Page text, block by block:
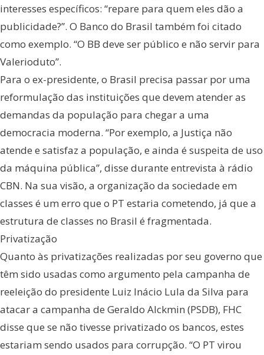
interesses específicos: “repare para quem eles dão a
publicidade?”. O Banco do Brasil também foi citado
como exemplo. “O BB deve ser público e não servir para
Valerioduto”.
Para o ex-presidente, o Brasil precisa passar por uma
reformulação das instituições que devem atender as
demandas da população para chegar a uma
democracia moderna. “Por exemplo, a Justiça não
atende e satisfaz a população, e ainda é suspeita de uso
da máquina pública”, disse durante entrevista à rádio
CBN. Na sua visão, a organização da sociedade em
classes é um erro que o PT estaria cometendo, já que a
estrutura de classes no Brasil é fragmentada.
Privatização
Quanto às privatizações realizadas por seu governo que
têm sido usadas como argumento pela campanha de
reeleição do presidente Luiz Inácio Lula da Silva para
atacar a campanha de Geraldo Alckmin (PSDB), FHC
disse que se não tivesse privatizado os bancos, estes
estariam sendo usados para corrupção. “O PT virou